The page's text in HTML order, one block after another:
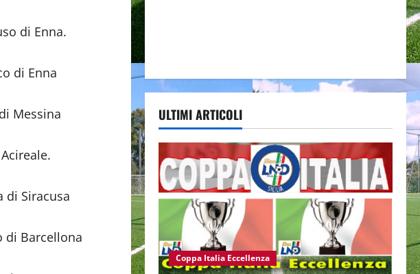
di Enna.
di Enna
Siracusa
Barcellona
ULTIMI ARTICOLI
Coppa Italia Eccellenza